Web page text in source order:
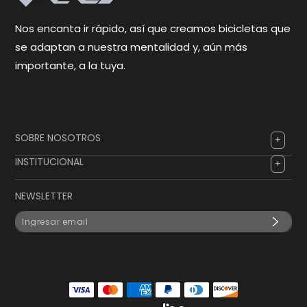
Nos encanta ir rápido, así que creamos bicicletas que
se adaptan a nuestra mentalidad y, aún más
importante, a la tuya.
SOBRE NOSOTROS
INSTITUCIONAL
NEWSLETTER